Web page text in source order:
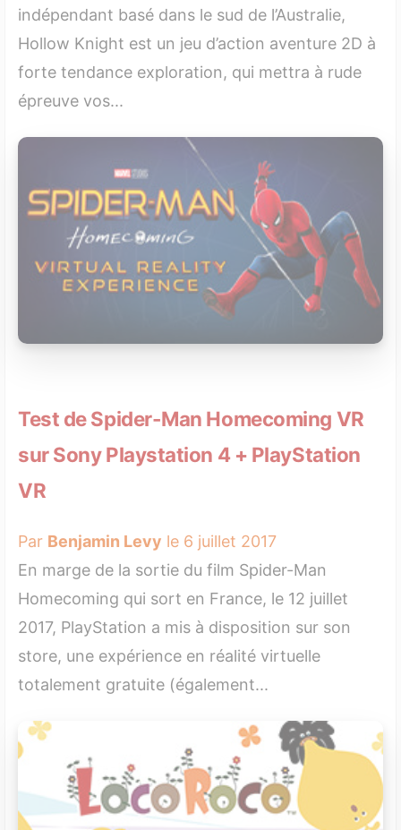
indépendant basé dans le sud de l’Australie,
Hollow Knight est un jeu d’action aventure 2D à
forte tendance exploration, qui mettra à rude
épreuve vos...
Test de Spider-Man Homecoming VR
sur Sony Playstation 4 + PlayStation
VR
Par Benjamin Levy le 6 juillet 2017
En marge de la sortie du film Spider-Man
Homecoming qui sort en France, le 12 juillet
2017, PlayStation a mis à disposition sur son
store, une expérience en réalité virtuelle
totalement gratuite (également...